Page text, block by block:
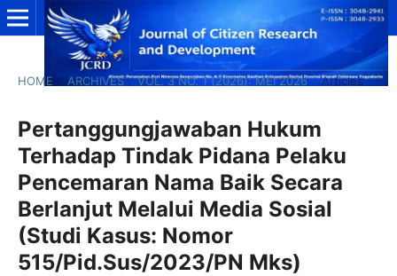
HOME / ARCHIVES / VOL. 3 NO. 1 (2026): MEI 2026 / Articles
Pertanggungjawaban Hukum
Terhadap Tindak Pidana Pelaku
Pencemaran Nama Baik Secara
Berlanjut Melalui Media Sosial
(Studi Kasus: Nomor
515/Pid.Sus/2023/PN Mks)